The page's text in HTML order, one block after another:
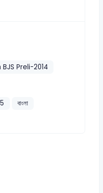
Preli-2014
বাংলা